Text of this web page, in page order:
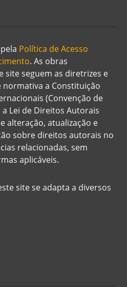
Política de Acesso
. As obras
site seguem as diretrizes e
a Constituição
(Convenção de
a Lei de Direitos Autorais
alteração, atualização e
sobre direitos autorais no
relacionadas, sem
aplicáveis.
site se adapta a diversos